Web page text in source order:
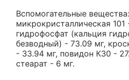
Вспомогательные
микрокристаллическая 101
гидрофосфат (кальция
безводный) - 73.09 мг,
- 33.94 мг, повидон К30 -
стеарат - 6 мг.